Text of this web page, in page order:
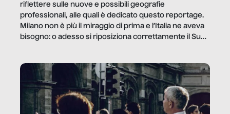
riflettere sulle nuove e possibili geografie
professionali, alle quali è dedicato questo reportage.
Milano non è più il miraggio di prima e l’Italia ne aveva
bisogno: o adesso si riposiziona correttamente il Sud